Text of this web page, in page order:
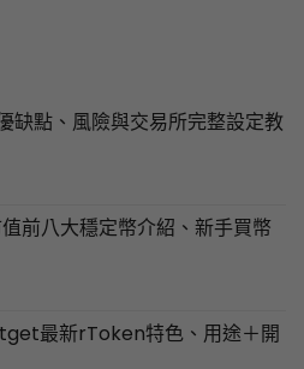
缺點、風險與交易所完整設定教
前八大穩定幣介紹、新手買幣
最新rToken特色、用途＋開